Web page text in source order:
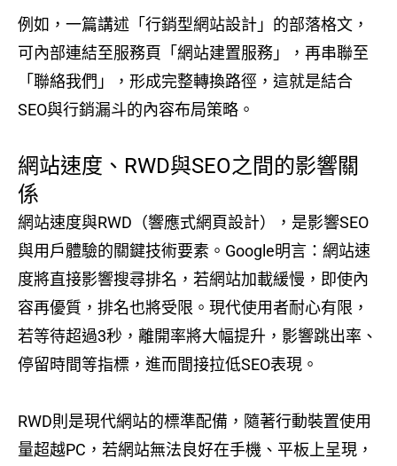
例如，一篇講述「行銷型網站設計」的部落格文，
可內部連結至服務頁「網站建置服務」，再串聯至
「聯絡我們」，形成完整轉換路徑，這就是結合
SEO與行銷漏斗的內容布局策略。
網站速度、RWD與SEO之間的影響關
係
網站速度與RWD（響應式網頁設計），是影響SEO
與用戶體驗的關鍵技術要素。Google明言：網站速
度將直接影響搜尋排名，若網站加載緩慢，即使內
容再優質，排名也將受限。現代使用者耐心有限，
若等待超過3秒，離開率將大幅提升，影響跳出率、
停留時間等指標，進而間接拉低SEO表現。
RWD則是現代網站的標準配備，隨著行動裝置使用
量超越PC，若網站無法良好在手機、平板上呈現，